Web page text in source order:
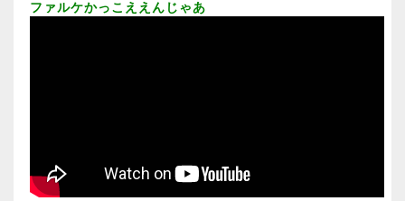
ファルケかっこええんじゃあ